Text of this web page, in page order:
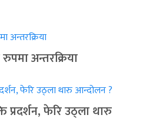
अन्तरक्रिया
प्रदर्शन, फेरि उठ्ला थारु